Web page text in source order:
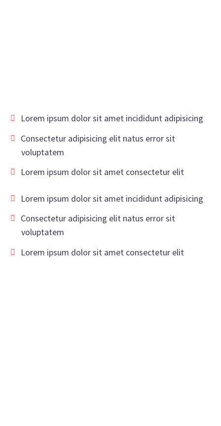
Lorem ipsum dolor sit amet incididunt adipisicing
Consectetur adipisicing elit natus error sit
voluptatem
Lorem ipsum dolor sit amet consectetur elit
Lorem ipsum dolor sit amet incididunt adipisicing
Consectetur adipisicing elit natus error sit
voluptatem
Lorem ipsum dolor sit amet consectetur elit